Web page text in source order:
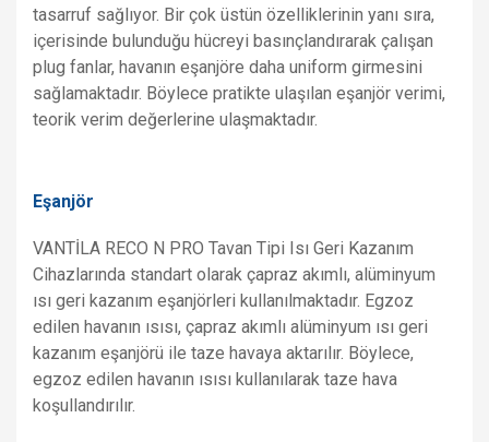
tasarruf sağlıyor. Bir çok üstün özelliklerinin yanı sıra,
içerisinde bulunduğu hücreyi basınçlandırarak çalışan
plug fanlar, havanın eşanjöre daha uniform girmesini
sağlamaktadır. Böylece pratikte ulaşılan eşanjör verimi,
teorik verim değerlerine ulaşmaktadır.
Eşanjör
VANTİLA RECO N PRO Tavan Tipi Isı Geri Kazanım
Cihazlarında standart olarak çapraz akımlı, alüminyum
ısı geri kazanım eşanjörleri kullanılmaktadır. Egzoz
edilen havanın ısısı, çapraz akımlı alüminyum ısı geri
kazanım eşanjörü ile taze havaya aktarılır. Böylece,
egzoz edilen havanın ısısı kullanılarak taze hava
koşullandırılır.